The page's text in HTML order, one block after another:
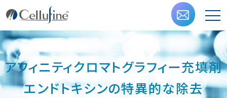
アフィニティクロマトグラフィー充填剤
エンドトキシンの特異的な除去